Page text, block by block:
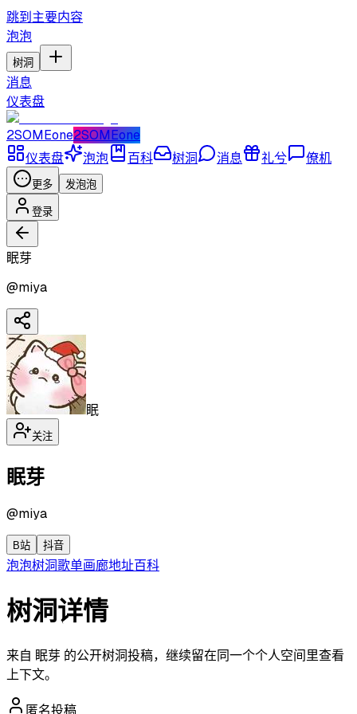
跳到主要内容
泡泡
树洞
消息
仪表盘
2SOMEone2SOMEone
仪表盘
泡泡 百科 树洞 消息 礼兮 僚机
更多 发泡泡
登录
眠芽
@miya
眠
关注
眠芽
@miya
B站 抖音
泡泡树洞歌单画廊地址百科
树洞详情
来自 眠芽 的公开树洞投稿，继续留在同一个个人空间里查看
上下文。
匿名投稿